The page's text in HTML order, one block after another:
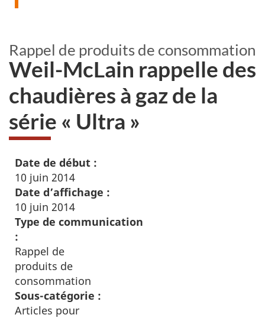
Rappel de produits de consommation
Weil-McLain rappelle des
chaudières à gaz de la
série « Ultra »
Date de début :
10 juin 2014
Date d’affichage :
10 juin 2014
Type de communication
:
Rappel de
produits de
consommation
Sous-catégorie :
Articles pour